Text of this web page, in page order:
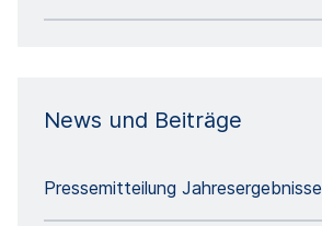
News und Beiträge
Pressemitteilung Jahresergebnisse